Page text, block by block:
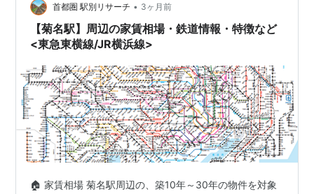
がっている。
もともとは東横線の駅であり、現在位置よりも若干
駅を中心に田園調布や日吉のような放射状の分譲住宅地
を造成する予定であった。
横浜線の駅も設置されることになり、接続の為に移動し
た。駅前でもない錦が丘にロータリーがあるのは、その
名残である。
2014年5月22日、横浜市、東日本旅客鉄道、東京急行電
首都圏 駅別リサーチ • 3ヶ月前
【菊名駅】周辺の家賃相場・鉄道情報・特徴など
<東急東横線/JR横浜線>
🏠 家賃相場 菊名駅周辺の、築10年～30年の物件を対象